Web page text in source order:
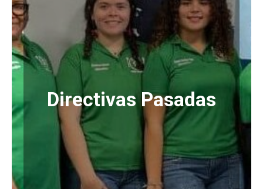
Directivas Pasadas